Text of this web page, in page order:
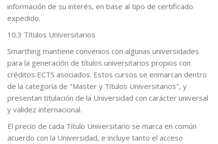
información de su interés, en base al tipo de certificado
expedido.
10.3 Títulos Universitarios
Smarthing mantiene convenios con algunas universidades
para la generación de títulos universitarios propios con
créditos ECTS asociados. Estos cursos se enmarcan dentro
de la categoría de "Master y Títulos Universitarios", y
presentan titulación de la Universidad con carácter universal
y validez internacional.
El precio de cada Título Universitario se marca en común
acuerdo con la Universidad, e incluye tanto el acceso